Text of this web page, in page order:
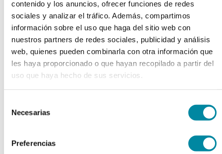
contenido y los anuncios, ofrecer funciones de redes
sociales y analizar el tráfico. Además, compartimos
información sobre el uso que haga del sitio web con
nuestros partners de redes sociales, publicidad y análisis
web, quienes pueden combinarla con otra información que
les haya proporcionado o que hayan recopilado a partir del
uso que haya hecho de sus servicios.
Necesarias
Preferencias
chevron_right